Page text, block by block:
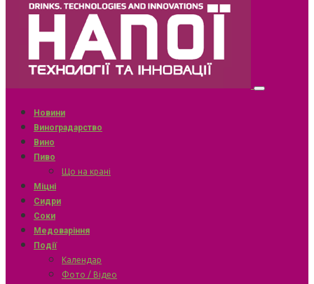
Новини
Виноградарство
Вино
Пиво
Що на крані
Міцні
Сидри
Соки
Медоваріння
Події
Календар
Фото / Відео